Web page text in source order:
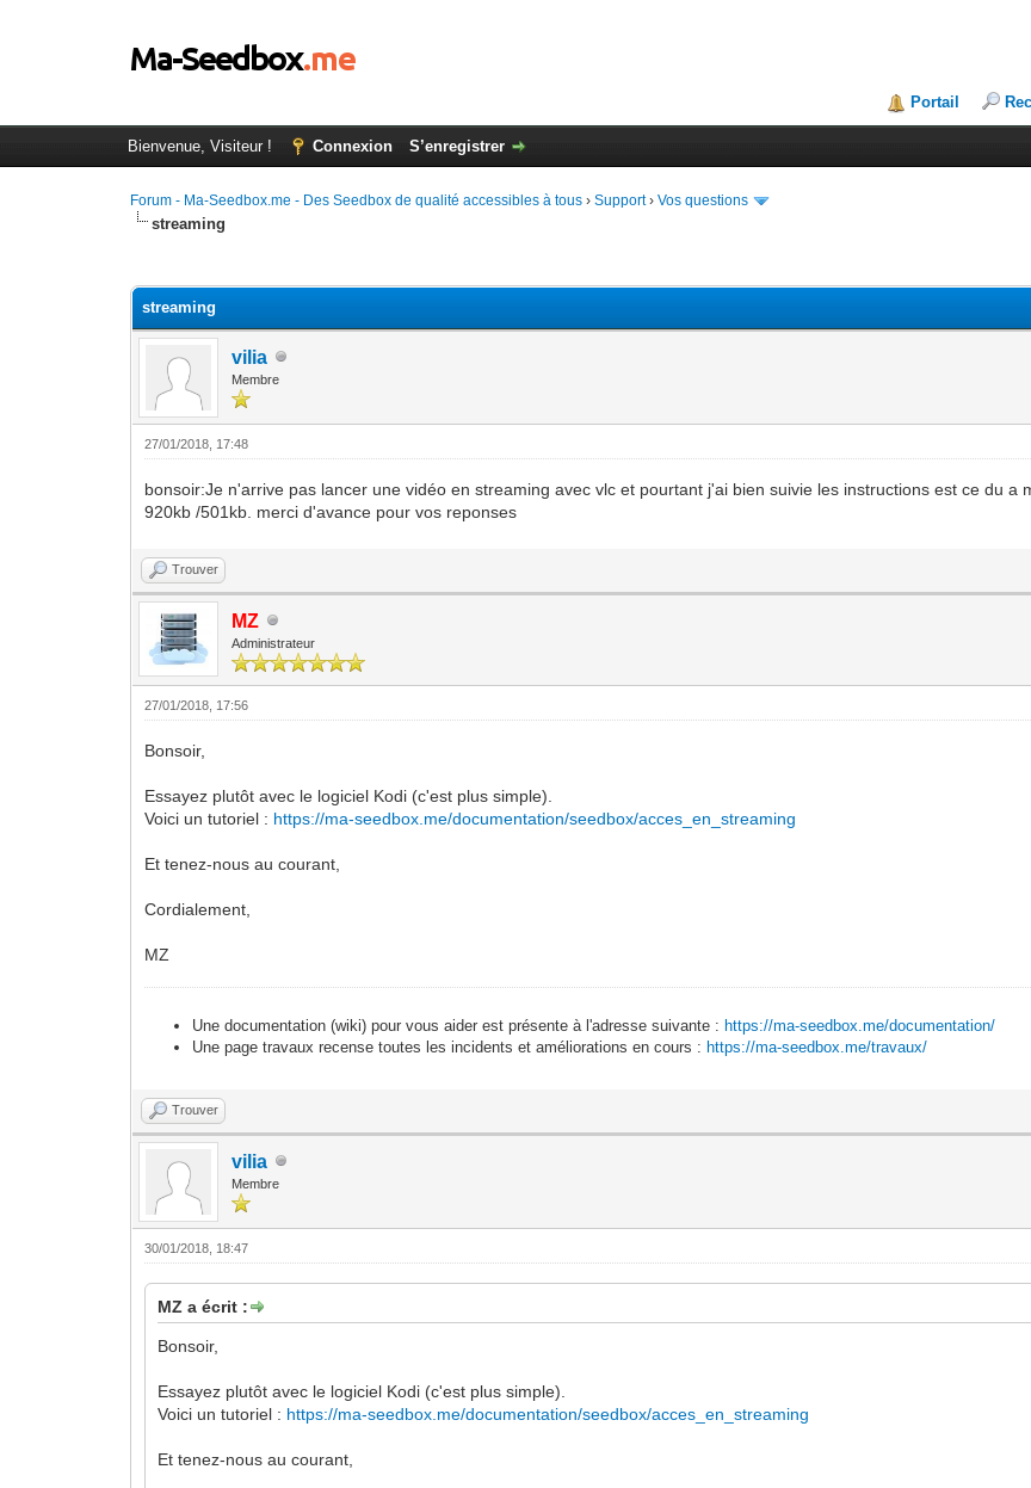
Portail
Bienvenue, Visiteur ! Connexion S’enregistrer
Forum - Ma-Seedbox.me - Des Seedbox de qualité accessibles à tous ›Support›Vos questions
streaming
streaming
vilia
Membre
27/01/2018, 17:48
bonsoir:Je n'arrive pas lancer une vidéo en streaming avec vlc et pourtant j'ai bien suivie les instructions est ce du
920kb /501kb. merci d'avance pour vos reponses
Trouver
MZ
Administrateur
27/01/2018, 17:56
Bonsoir,
Essayez plutôt avec le logiciel Kodi (c'est plus simple).
Voici un tutoriel : https://ma-seedbox.me/documentation/seedbox/acces_en_streaming
Et tenez-nous au courant,
Cordialement,
MZ
Une documentation (wiki) pour vous aider est présente à l'adresse suivante : https://ma-seedbox.me/documentation/
Une page travaux recense toutes les incidents et améliorations en cours : https://ma-seedbox.me/travaux/
Trouver
vilia
Membre
30/01/2018, 18:47
MZ a écrit :
Bonsoir,
Essayez plutôt avec le logiciel Kodi (c'est plus simple).
Voici un tutoriel : https://ma-seedbox.me/documentation/seedbox/acces_en_streaming
Et tenez-nous au courant,